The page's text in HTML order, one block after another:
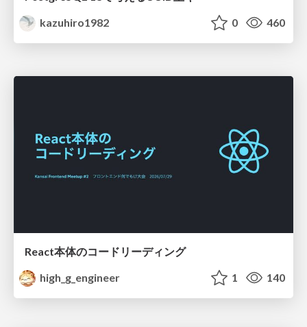
kazuhiro1982
0 460
React本体のコードリーディング
high_g_engineer
1 140